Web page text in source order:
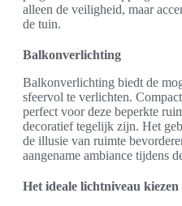
alleen de veiligheid, maar
de tuin.
Balkonverlichting
Balkonverlichting biedt de
sfeervol te verlichten.
perfect voor deze beperkte
decoratief tegelijk zijn. Het
de illusie van ruimte
aangename ambiance tijdens
Het ideale lichtniveau kiezen